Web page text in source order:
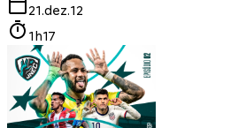
21.dez.12
1h17